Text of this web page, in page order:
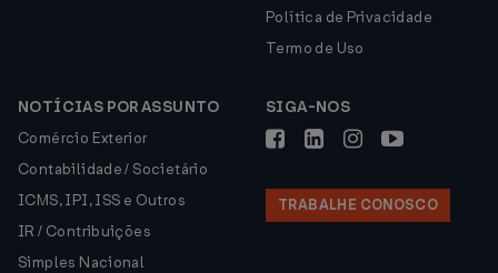
Política de Privacidade
Termo de Uso
NOTÍCIAS POR ASSUNTO
Comércio Exterior
Contabilidade / Societário
ICMS, IPI, ISS e Outros
IR / Contribuições
Simples Nacional
SIGA-NOS
TRABALHE CONOSCO